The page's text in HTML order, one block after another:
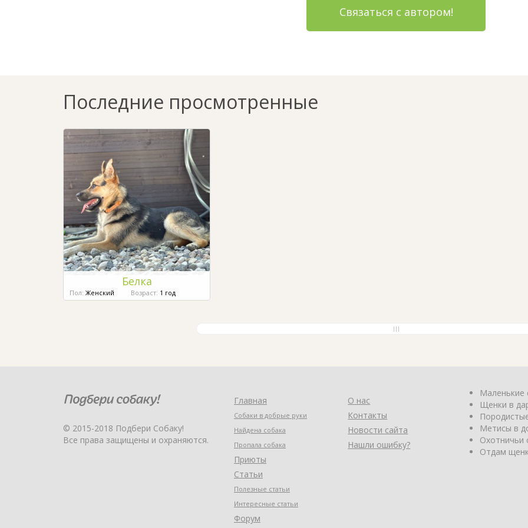
Связаться с автором!
Последние просмотренные
Белка
Пол: Женский Возраст: 1 год
© 2015-2018 Подбери Собаку!
Все права защищены и охраняются.
Главная
Собаки в добрые руки
Найдена собака
Пропала собака
Приюты
Статьи
Полезные статьи
Интересные статьи
Форум
О нас
Контакты
Новости сайта
Нашли ошибку?
Маленькие
Щенки в
Метисы в
Охотничьи
Отдам